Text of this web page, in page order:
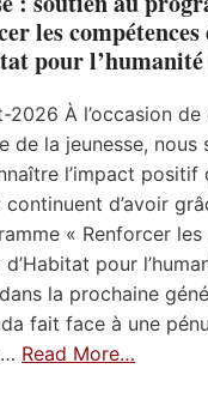
les compétences
pour
2026 À l’occasion
de la jeunesse, nous
l’impact positif
continuent d’avoir
« Renforcer
d’Habitat pour
la prochaine
fait face à une
Read More…